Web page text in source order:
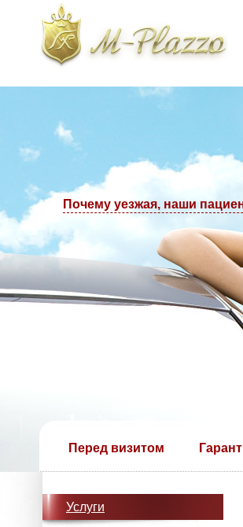
в Москве: +7(495) 223-77-97, +7(495) 223-77-98
Почему уезжая, наши
Перед визитом
Услуги